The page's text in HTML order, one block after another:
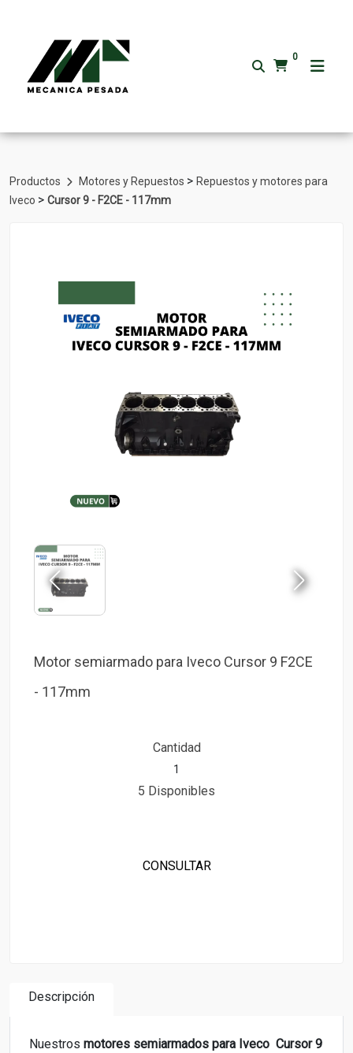
0
Productos Motores y Repuestos > Repuestos y motores para
Iveco > Cursor 9 - F2CE - 117mm
Motor semiarmado para Iveco Cursor 9 F2CE
- 117mm
Cantidad
5 Disponibles
CONSULTAR
Descripción
Nuestros motores semiarmados para Iveco Cursor 9